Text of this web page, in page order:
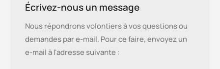
Écrivez-nous un message
Nous répondrons volontiers à vos questions ou
demandes par e-mail. Pour ce faire, envoyez un
e-mail à l'adresse suivante :